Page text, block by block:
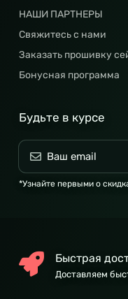
НАШИ ПАРТНЕРЫ
Свяжитесь с нами
Заказать прошивку
Бонусная программа
Будьте в курсе
*Узнайте первыми о
Быстрая
Доставляем